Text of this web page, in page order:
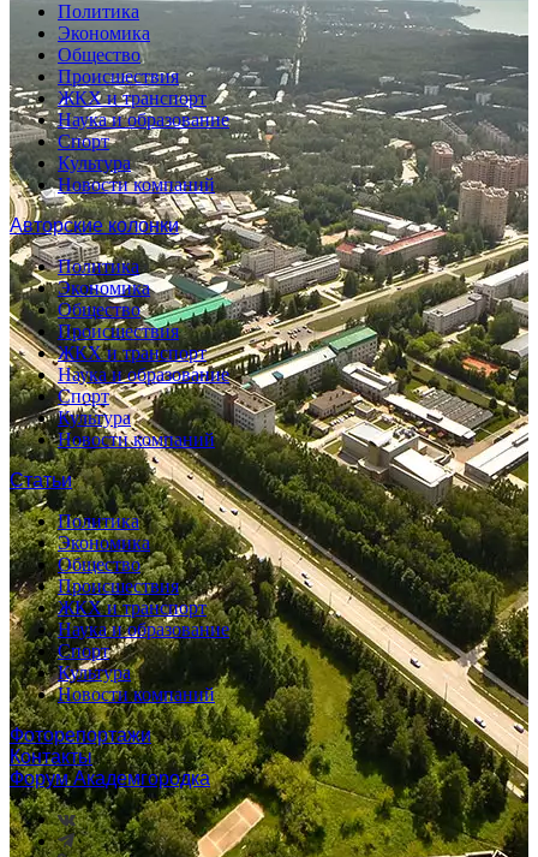
Политика
Экономика
Общество
Происшествия
ЖКХ и транспорт
Наука и образование
Спорт
Культура
Новости компаний
Авторские колонки
Политика
Экономика
Общество
Происшествия
ЖКХ и транспорт
Наука и образование
Спорт
Культура
Новости компаний
Статьи
Политика
Экономика
Общество
Происшествия
ЖКХ и транспорт
Наука и образование
Спорт
Культура
Новости компаний
Фоторепортажи
Контакты
Форум Академгородка